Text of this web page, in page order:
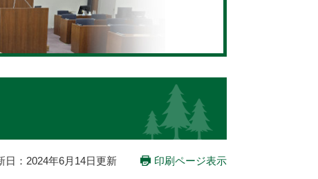
日：2024年6月14日更新 印刷ページ表示